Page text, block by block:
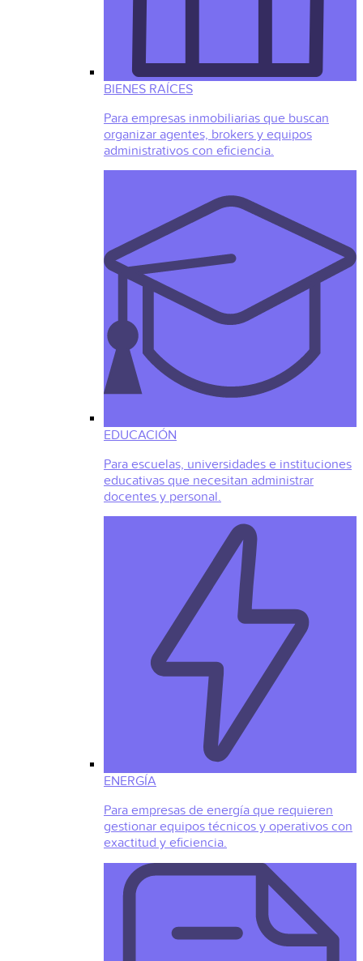
BIENES RAÍCES
Para empresas inmobiliarias que buscan
organizar agentes, brokers y equipos
administrativos con eficiencia.
EDUCACIÓN
Para escuelas, universidades e instituciones
educativas que necesitan administrar
docentes y personal.
ENERGÍA
Para empresas de energía que requieren
gestionar equipos técnicos y operativos con
exactitud y eficiencia.